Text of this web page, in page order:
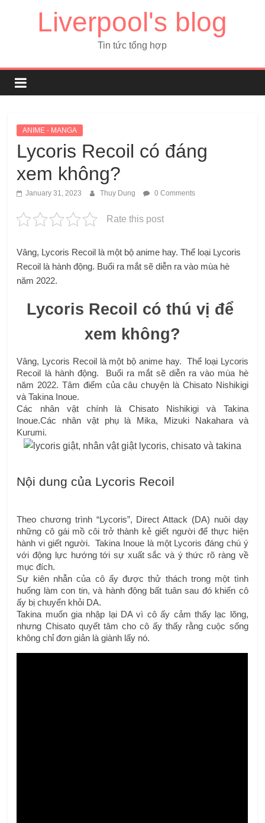
Liverpool's blog
Tin tức tổng hợp
ANIME - MANGA
Lycoris Recoil có đáng
xem không?
January 31, 2023 Thuy Dung 0 Comments
Rate this post
Vâng, Lycoris Recoil là một bộ anime hay. Thể loại Lycoris
Recoil là hành động. Buổi ra mắt sẽ diễn ra vào mùa hè
năm 2022.
Lycoris Recoil có thú vị để
xem không?
Vâng, Lycoris Recoil là một bộ anime hay.  Thể loại Lycoris
Recoil là hành động.  Buổi ra mắt sẽ diễn ra vào mùa hè
năm 2022. Tâm điểm của câu chuyện là Chisato Nishikigi
và Takina Inoue.
Các nhân vật chính là Chisato Nishikigi và Takina
Inoue.Các nhân vật phụ là Mika, Mizuki Nakahara và
Kurumi.
Nội dung của Lycoris Recoil
Theo chương trình “Lycoris”, Direct Attack (DA) nuôi dạy
những cô gái mồ côi trở thành kẻ giết người để thực hiện
hành vi giết người.  Takina Inoue là một Lycoris đáng chú ý
với động lực hướng tới sự xuất sắc và ý thức rõ ràng về
mục đích.
Sự kiên nhẫn của cô ấy được thử thách trong một tình
huống làm con tin, và hành động bất tuân sau đó khiến cô
ấy bị chuyển khỏi DA.
Takina muốn gia nhập lại DA vì cô ấy cảm thấy lạc lõng,
nhưng Chisato quyết tâm cho cô ấy thấy rằng cuộc sống
không chỉ đơn giản là giành lấy nó.